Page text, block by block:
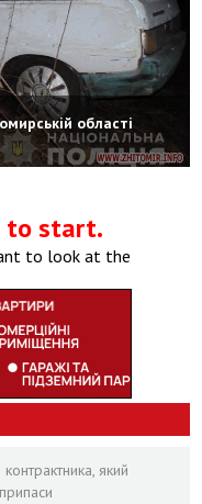
області
to start.
to look at the
який